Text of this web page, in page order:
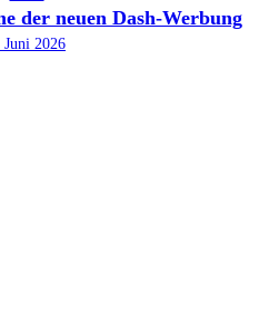
der neuen Dash-Werbung
Juni 2026